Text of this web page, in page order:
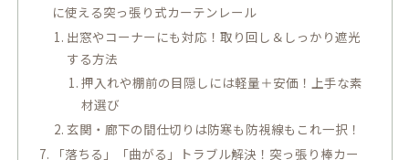
に使える突っ張り式カーテンレール
出窓やコーナーにも対応！取り回し＆しっかり遮光
する方法
押入れや棚前の目隠しには軽量＋安価！上手な素
材選び
玄関・廊下の間仕切りは防寒も防視線もこれ一択！
「落ちる」「曲がる」トラブル解決！突っ張り棒カー